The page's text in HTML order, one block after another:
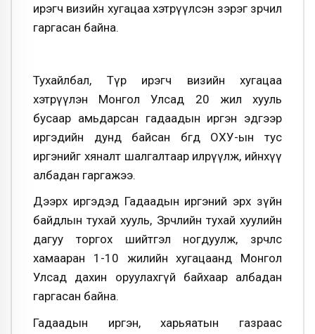
ирэгч визийн хугацаа хэтрүүлсэн зэрэг зөрчил
гаргасан байна.
Тухайлбал, Түр ирэгч визийн хугацаа
хэтрүүлэн Монгол Улсад 20 жил хууль
бусаар амьдарсан гадаадын иргэн эдгээр
иргэдийн дунд байсан бөгөөд ОХУ-ын тус
иргэнийг хяналт шалгалтаар илрүүлж, ийнхүү
албадан гаргажээ.
Дээрх иргэдэд Гадаадын иргэний эрх зүйн
байдлын тухай хууль, Зөрчлийн тухай хуулийн
дагуу торгох шийтгэл ногдуулж, зөрчлөөс
хамааран 1-10 жилийн хугацаанд Монгол
Улсад дахин оруулахгүй байхаар албадан
гаргасан байна.
Гадаадын иргэн, харьяатын газраас